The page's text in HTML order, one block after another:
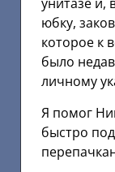
юбку,
которое к
было
личному
Я помог
быстро